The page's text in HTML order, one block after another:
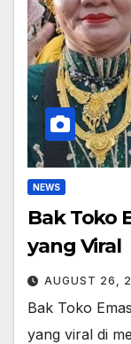
NEWS
Bak Toko
yang Viral
AUGUST 26,
Bak Toko
yang viral di